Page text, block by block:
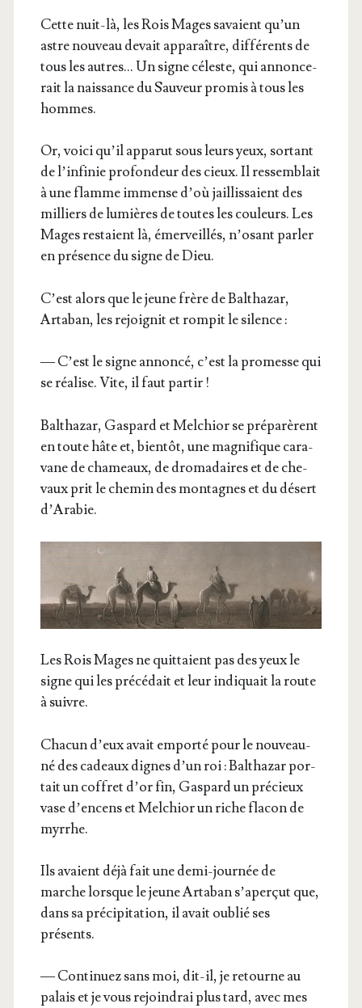
Cette nuit-là, les Rois Mages savaient qu’un
astre nou­veau devait appa­raître, dif­fé­rents de
tous les autres… Un signe céleste, qui annon­ce­
rait la nais­sance du Sau­veur pro­mis à tous les
hommes.
Or, voi­ci qu’il appa­rut sous leurs yeux, sor­tant
de l’in­fi­nie pro­fon­deur des cieux. Il res­sem­blait
à une flamme immense d’où jaillis­saient des
mil­liers de lumières de toutes les cou­leurs. Les
Mages res­taient là, émer­veillés, n’o­sant par­ler
en pré­sence du signe de Dieu.
C’est alors que le jeune frère de Bal­tha­zar,
Arta­ban, les rejoi­gnit et rom­pit le silence :
— C’est le signe annon­cé, c’est la pro­messe qui
se réa­lise. Vite, il faut partir !
Bal­tha­zar, Gas­pard et Mel­chior se pré­pa­rèrent
en toute hâte et, bien­tôt, une magni­fique cara­
vane de cha­meaux, de dro­ma­daires et de che­
vaux prit le che­min des mon­tagnes et du désert
d’Arabie.
Les Rois Mages ne quit­taient pas des yeux le
signe qui les pré­cé­dait et leur indi­quait la route
à suivre.
Cha­cun d’eux avait empor­té pour le nou­veau-
né des cadeaux dignes d’un roi : Bal­tha­zar por­
tait un cof­fret d’or fin, Gas­pard un pré­cieux
vase d’en­cens et Mel­chior un riche fla­con de
myrrhe.
Ils avaient déjà fait une demi-jour­née de
marche lorsque le jeune Arta­ban s’a­per­çut que,
dans sa pré­ci­pi­ta­tion, il avait oublié ses
présents.
— Conti­nuez sans moi, dit-il, je retourne au
palais et je vous rejoin­drai plus tard, avec mes